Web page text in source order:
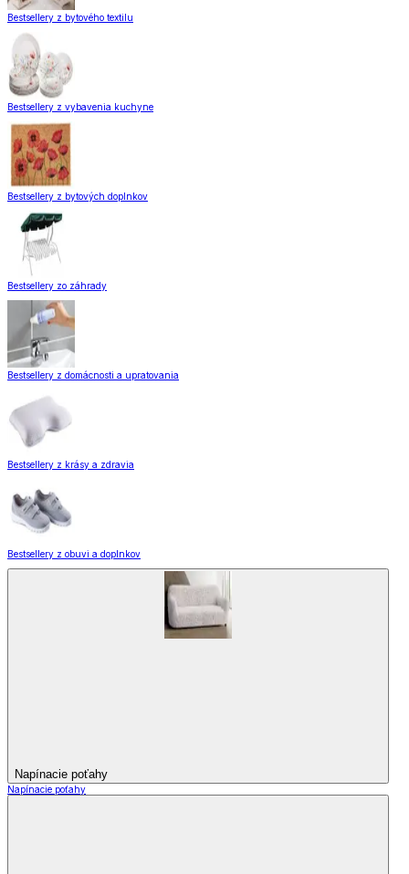
Bestsellery z bytového textilu
Bestsellery z vybavenia kuchyne
Bestsellery z bytových doplnkov
Bestsellery zo záhrady
Bestsellery z domácnosti a upratovania
Bestsellery z krásy a zdravia
Bestsellery z obuvi a doplnkov
Napínacie poťahy
Napínacie poťahy